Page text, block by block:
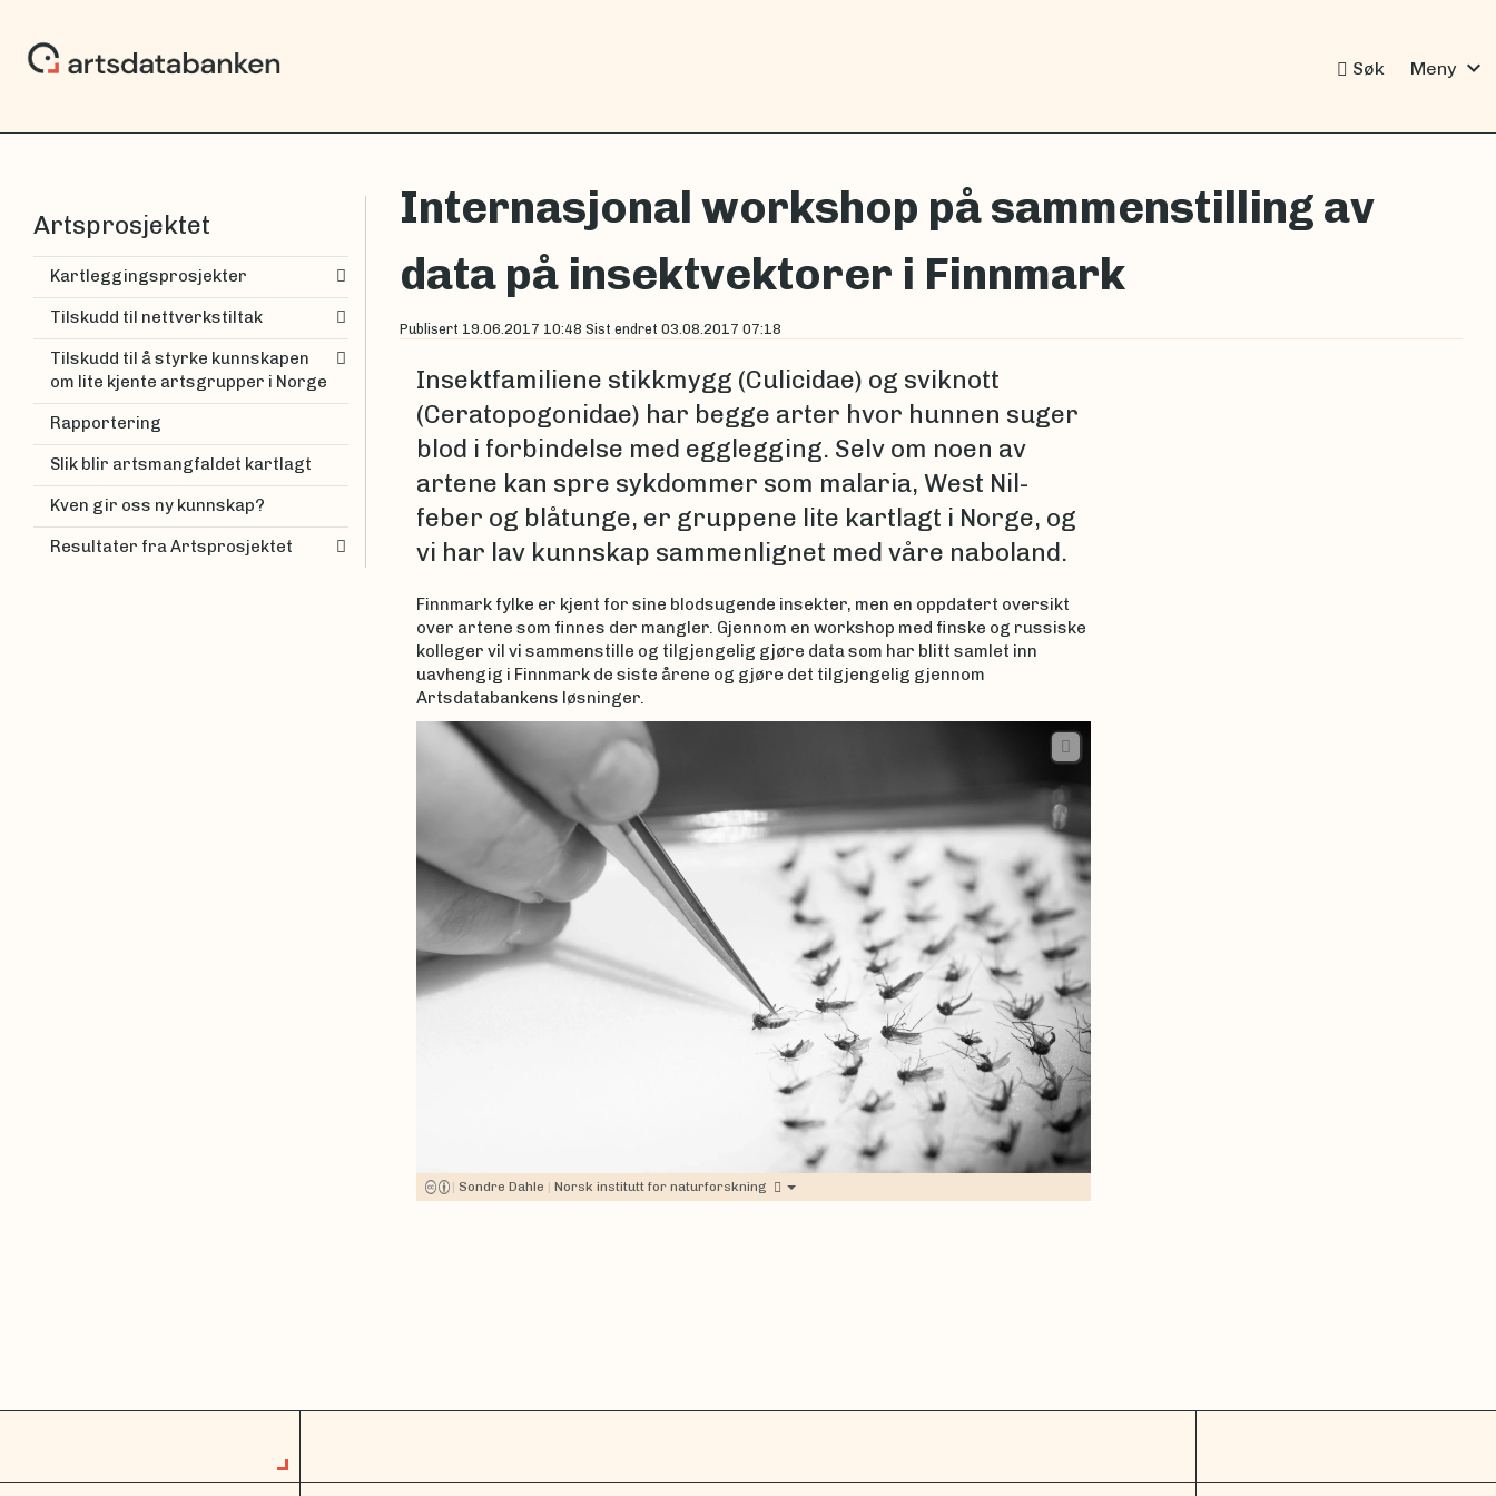
Søk Meny expand_more
Internasjonal workshop på sammenstilling av
data på insektvektorer i Finnmark
Publisert 19.06.2017 10:48 Sist endret 03.08.2017 07:18
Insektfamiliene stikkmygg (Culicidae) og sviknott
(Ceratopogonidae) har begge arter hvor hunnen suger
blod i forbindelse med egglegging. Selv om noen av
artene kan spre sykdommer som malaria, West Nil-
feber og blåtunge, er gruppene lite kartlagt i Norge, og
vi har lav kunnskap sammenlignet med våre naboland.
Finnmark fylke er kjent for sine blodsugende insekter, men en oppdatert oversikt
over artene som finnes der mangler. Gjennom en workshop med finske og russiske
kolleger vil vi sammenstille og tilgjengelig gjøre data som har blitt samlet inn
uavhengig i Finnmark de siste årene og gjøre det tilgjengelig gjennom
Artsdatabankens løsninger.
| Sondre Dahle | Norsk institutt for naturforskning
Artsprosjektet
Kartleggingsprosjekter
Tilskudd til nettverkstiltak
Tilskudd til å styrke kunnskapen
om lite kjente artsgrupper i Norge
Rapportering
Slik blir artsmangfaldet kartlagt
Kven gir oss ny kunnskap?
Resultater fra Artsprosjektet